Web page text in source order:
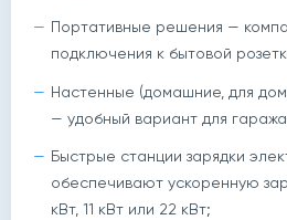
Портативные решения —
подключения к бытовой
Настенные (домашние, для
— удобный вариант для
Быстрые станции зарядки
обеспечивают ускоренную
кВт, 11 кВт или 22 кВт;